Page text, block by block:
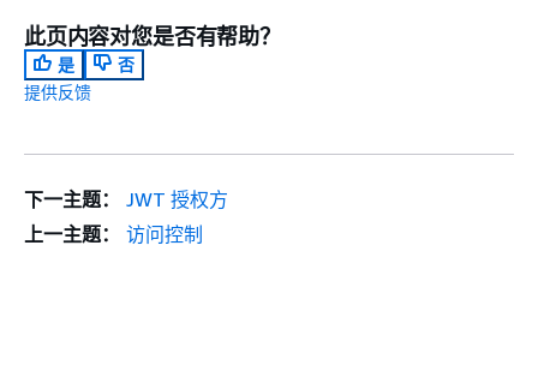
此页内容对您是否有帮助？
是
否
提供反馈
下一主题：
JWT 授权方
上一主题：
访问控制